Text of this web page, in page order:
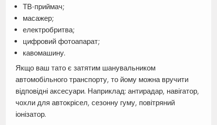
ТВ-приймач;
масажер;
електробритва;
цифровий фотоапарат;
кавомашину.
Якщо ваш тато є затятим шанувальником
автомобільного транспорту, то йому можна вручити
відповідні аксесуари. Наприклад: антирадар, навігатор,
чохли для автокрісел, сезонну гуму, повітряний
іонізатор.